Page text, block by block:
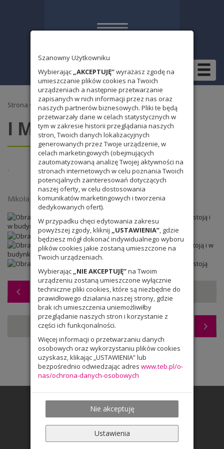
Szanowny Użytkowniku
Wybierając „AKCEPTUJĘ”wyrażasz zgodę na
umieszczanie plików cookies na Twoich
urządzeniach a następnie przetwarzanie
zapisanych w nich informacji przez nas oraz
naszych partnerów biznesowych. Pliki te będą
przetwarzały dane w celach statystycznych w
tym w zakresie historii przeglądania naszych
stron, Twoich danych lokalizacyjnych
generowanych przez Twoje urządzenie, w
celach marketingowych (obejmujących
zautomatyzowaną analizę Twojej aktywności na
stronach internetowych w celu poznania Twoich
potencjalnych zainteresowań dotyczących
naszej oferty, w celu dostosowania
komunikatów marketingowych i tworzenia
dedykowanych ofert).
W przypadku chęci edytowania zakresu
powyższej zgody, kliknij „USTAWIENIA”, gdzie
będziesz mógł dokonać indywidualnego wyboru
plików cookies jakie zostaną umieszczone na
Twoich urządzeniach.
Wybierając „NIE AKCEPTUJĘ”na Twoim
urządzeniu zostaną umieszczone wyłącznie
techniczne pliki cookies, które są niezbędne do
prawidłowego działania naszej strony, gdzie
brak ich umieszczenia uniemożliwiłby
przeglądanie naszych stron i korzystanie z
części ich funkcjonalności.
Więcej informacji o przetwarzaniu danych
osobowych oraz wykorzystaniu plików cookies
uzyskasz, klikając „USTAWIENIA” lub
bezpośrednio odwiedzając adres www.teb.pl/o-
nas/ochrona-danych-osobowych
Nie akceptuję
Ustawienia
Strona Główna»Bez kategorii» I Mikołaj w klasie 6b
I Mikołaj w klasie 6b
·
Mikołajki w klasie 6b.
Wszyscy lubią dostawać prezenty
Międzyszkolny Konkurs Poezji Niemieckiej